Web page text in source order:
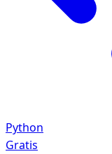
Python
Gratis